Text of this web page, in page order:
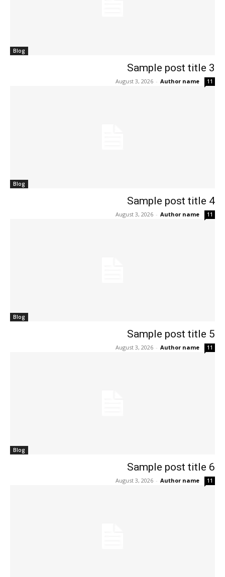
Blog
Sample post title 3
Author name
-
August 3, 2026 11
Blog
Sample post title 4
Author name
-
August 3, 2026 11
Blog
Sample post title 5
Author name
-
August 3, 2026 11
Blog
Sample post title 6
Author name
-
August 3, 2026 11